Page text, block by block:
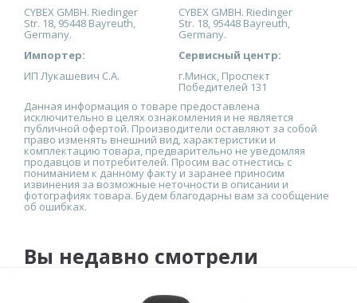
CYBEX GMBH. Riedinger
Str. 18, 95448 Bayreuth,
Germany.
CYBEX GMBH. Riedinger
Str. 18, 95448 Bayreuth,
Germany.
Импортер:
ИП Лукашевич С.А.
Сервисный центр:
г.Минск, Проспект
Победителей 131
Данная информация о товаре предоставлена
исключительно в целях ознакомления и не является
публичной офертой. Производители оставляют за собой
право изменять внешний вид, характеристики и
комплектацию товара, предварительно не уведомляя
продавцов и потребителей. Просим вас отнестись с
пониманием к данному факту и заранее приносим
извинения за возможные неточности в описании и
фотографиях товара. Будем благодарны вам за сообщение
об ошибках.
Вы недавно смотрели